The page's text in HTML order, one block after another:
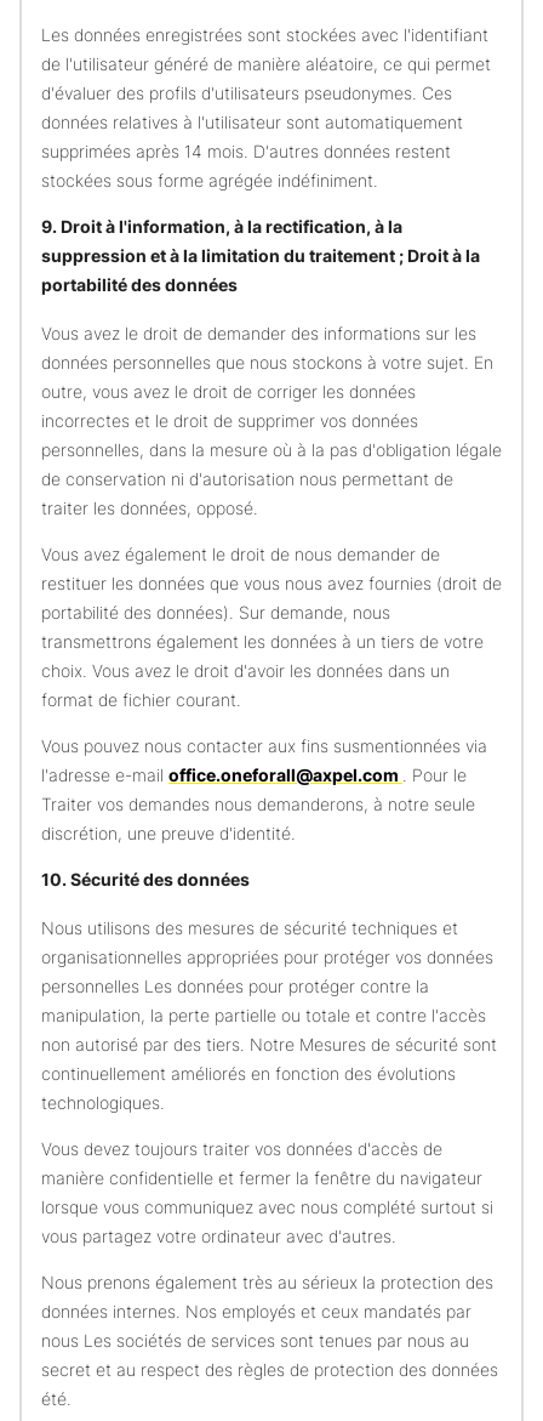
Les données enregistrées sont stockées avec l'identifiant
de l'utilisateur généré de manière aléatoire, ce qui permet
d'évaluer des profils d'utilisateurs pseudonymes. Ces
données relatives à l'utilisateur sont automatiquement
supprimées après 14 mois. D'autres données restent
stockées sous forme agrégée indéfiniment.
9. Droit à l'information, à la rectification, à la
suppression et à la limitation du traitement ; Droit à la
portabilité des données
Vous avez le droit de demander des informations sur les
données personnelles que nous stockons à votre sujet. En
outre, vous avez le droit de corriger les données
incorrectes et le droit de supprimer vos données
personnelles, dans la mesure où à la pas d'obligation légale
de conservation ni d'autorisation nous permettant de
traiter les données, opposé.
Vous avez également le droit de nous demander de
restituer les données que vous nous avez fournies (droit de
portabilité des données). Sur demande, nous
transmettrons également les données à un tiers de votre
choix. Vous avez le droit d'avoir les données dans un
format de fichier courant.
Vous pouvez nous contacter aux fins susmentionnées via
l'adresse e-mail office.oneforall@axpel.com
. Pour le
Traiter vos demandes nous demanderons, à notre seule
discrétion, une preuve d'identité.
10. Sécurité des données
Nous utilisons des mesures de sécurité techniques et
organisationnelles appropriées pour protéger vos données
personnelles Les données pour protéger contre la
manipulation, la perte partielle ou totale et contre l'accès
non autorisé par des tiers. Notre Mesures de sécurité sont
continuellement améliorés en fonction des évolutions
technologiques.
Vous devez toujours traiter vos données d'accès de
manière confidentielle et fermer la fenêtre du navigateur
lorsque vous communiquez avec nous complété surtout si
vous partagez votre ordinateur avec d'autres.
Nous prenons également très au sérieux la protection des
données internes. Nos employés et ceux mandatés par
nous Les sociétés de services sont tenues par nous au
secret et au respect des règles de protection des données
été.